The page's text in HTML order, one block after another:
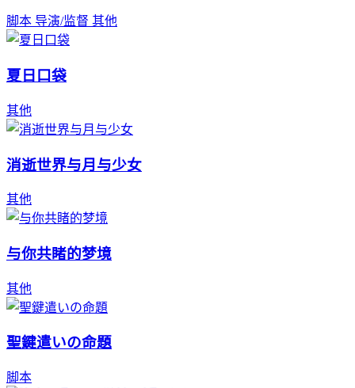
脚本 导演/监督 其他
夏日口袋
其他
消逝世界与月与少女
其他
与你共睹的梦境
其他
聖鍵遣いの命題
脚本